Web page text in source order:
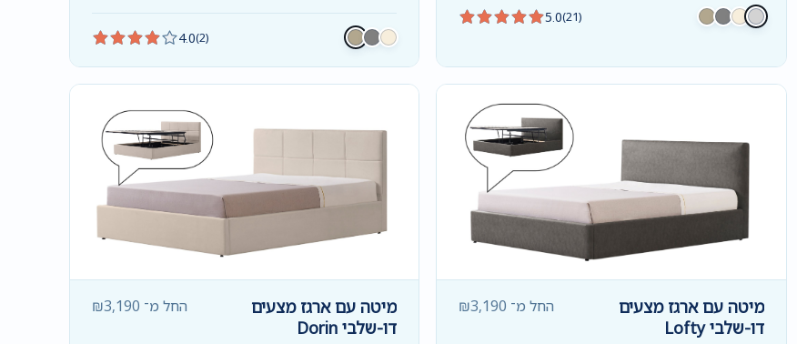
5.0(21)
4.0(2)
מיטה עם ארגז מצעים
דו-שלבי Lofty
החל מ־ ₪3,190
מיטה עם ארגז מצעים
דו-שלבי Dorin
החל מ־ ₪3,190